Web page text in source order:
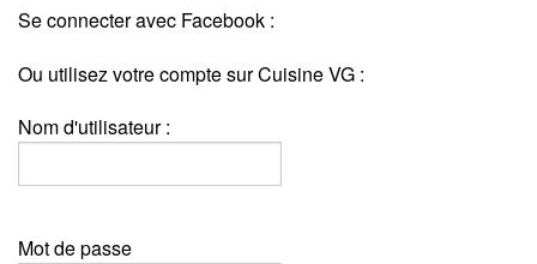
Se connecter avec Facebook :
Ou utilisez votre compte sur Cuisine VG :
Nom d'utilisateur :
Mot de passe